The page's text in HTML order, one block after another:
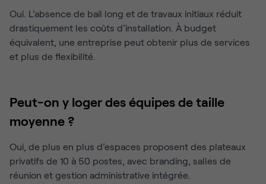
Oui. L’absence de bail long et de travaux initiaux réduit
drastiquement les coûts d’installation. À budget
équivalent, une entreprise peut obtenir plus de services
et plus de flexibilité.
Peut-on y loger des équipes de taille
moyenne ?
Oui, de plus en plus d’espaces proposent des plateaux
privatifs de 10 à 50 postes, avec branding, salles de
réunion et gestion administrative intégrée.